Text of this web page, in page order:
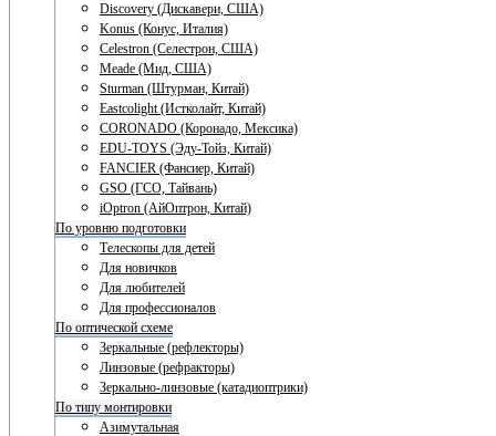
Discovery (Дискавери, США)
Konus (Конус, Италия)
Celestron (Селестрон, США)
Meade (Мид, США)
Sturman (Штурман, Китай)
Eastcolight (Истколайт, Китай)
CORONADO (Коронадо, Мексика)
EDU-TOYS (Эду-Тойз, Китай)
FANCIER (Фансиер, Китай)
GSO (ГСО, Тайвань)
iOptron (АйОптрон, Китай)
По уровню подготовки
Телескопы для детей
Для новичков
Для любителей
Для профессионалов
По оптической схеме
Зеркальные (рефлекторы)
Линзовые (рефракторы)
Зеркально-линзовые (катадиоптрики)
По типу монтировки
Азимутальная